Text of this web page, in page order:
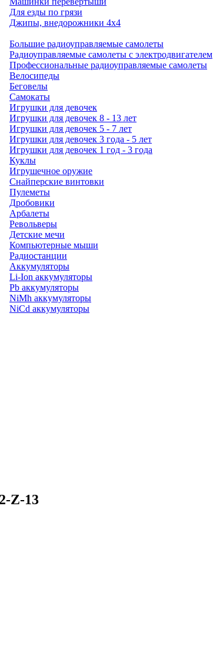
Для езды по грязи
Джипы, внедорожники 4x4
Большие радиоуправляемые самолеты
Радиоуправляемые самолеты с электродвигателем
Профессиональные радиоуправляемые самолеты
Велосипеды
Беговелы
Самокаты
Игрушки для девочек
Игрушки для девочек 8 - 13 лет
Игрушки для девочек 5 - 7 лет
Игрушки для девочек 3 года - 5 лет
Игрушки для девочек 1 год - 3 года
Куклы
Игрушечное оружие
Снайперские винтовки
Пулеметы
Дробовики
Арбалеты
Револьверы
Детские мечи
Компьютерные мыши
Радиостанции
Аккумуляторы
Li-Ion аккумуляторы
Pb аккумуляторы
NiMh аккумуляторы
NiCd аккумуляторы
Z-13